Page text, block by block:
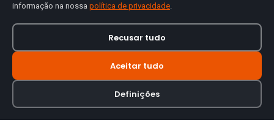
informação na nossa política de privacidade.
Recusar tudo
Aceitar tudo
Definições